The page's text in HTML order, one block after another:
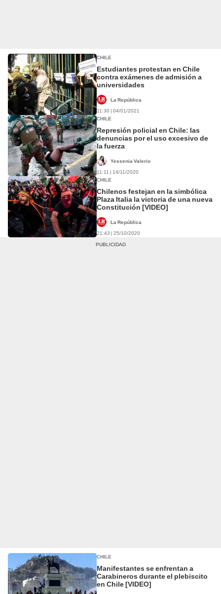
CHILE
Estudiantes protestan en Chile
contra exámenes de admisión a
universidades
La República
11:30 | 04/01/2021
CHILE
Represión policial en Chile: las
denuncias por el uso excesivo de
la fuerza
Yessenia Valerio
11:11 | 14/11/2020
CHILE
Chilenos festejan en la simbólica
Plaza Italia la victoria de una nueva
Constitución [VIDEO]
La República
21:43 | 25/10/2020
CHILE
Manifestantes se enfrentan a
Carabineros durante el plebiscito
en Chile [VIDEO]